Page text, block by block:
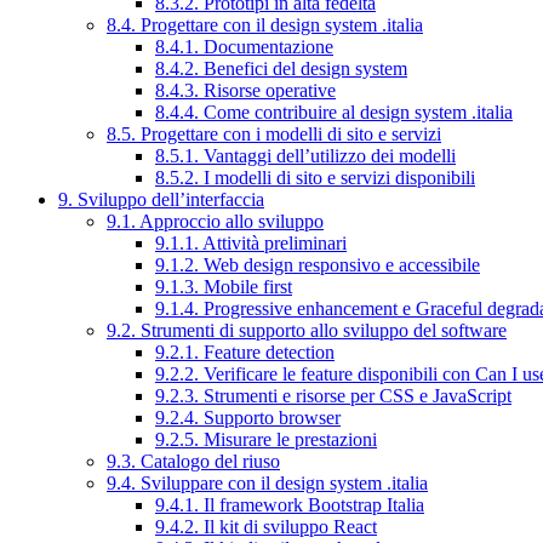
8.4. Progettare con il design system .italia
8.4.1. Documentazione
8.4.2. Benefici del design system
8.4.3. Risorse operative
8.4.4. Come contribuire al design system .italia
8.5. Progettare con i modelli di sito e servizi
8.5.1. Vantaggi dell’utilizzo dei modelli
8.5.2. I modelli di sito e servizi disponibili
9. Sviluppo dell’interfaccia
9.1. Approccio allo sviluppo
9.1.1. Attività preliminari
9.1.2. Web design responsivo e accessibile
9.1.3. Mobile first
9.1.4. Progressive enhancement e Graceful
9.2. Strumenti di supporto allo sviluppo del software
9.2.1. Feature detection
9.2.2. Verificare le feature disponibili con Can I
9.2.3. Strumenti e risorse per CSS e JavaScript
9.2.4. Supporto browser
9.2.5. Misurare le prestazioni
9.3. Catalogo del riuso
9.4. Sviluppare con il design system .italia
9.4.1. Il framework Bootstrap Italia
9.4.2. Il kit di sviluppo React